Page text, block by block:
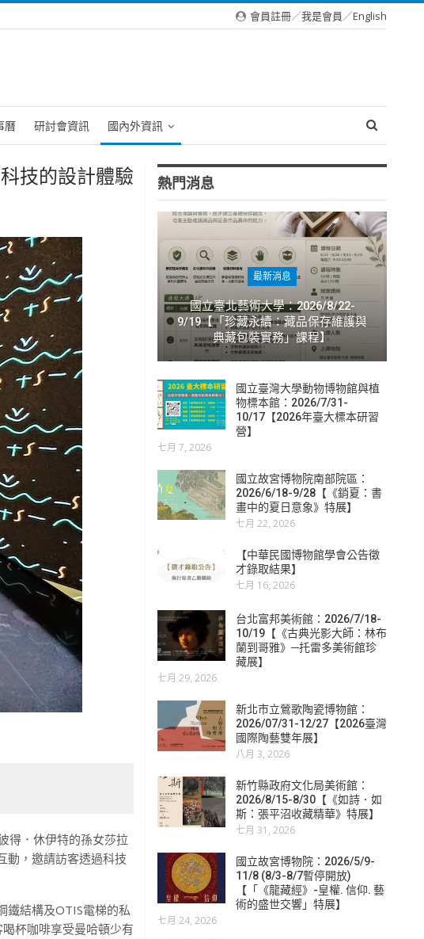
會員註冊／我是會員／English
曆 研討會資訊 國內外資訊
技的設計體驗
得．休伊特的孫女莎拉
動，邀請訪客透過科技
鐵結構及OTIS電梯的私
杯咖啡享受曼哈頓少有
熱門消息
最新消息
國立臺北藝術大學：2026/8/22-
9/19【「珍藏永續：藏品保存維護與
典藏包裝實務」課程】
國立臺灣大學動物博物館與植
物標本館：2026/7/31-
10/17【2026年臺大標本研習
營】
七月 7, 2026
國立故宮博物院南部院區：
2026/6/18-9/28【《銷夏：書
畫中的夏日意象》特展】
七月 22, 2026
【中華民國博物館學會公告徵
才錄取結果】
七月 16, 2026
台北富邦美術館：2026/7/18-
10/19【《古典光影大師：林布
蘭到哥雅》─托雷多美術館珍
藏展】
七月 29, 2026
新北市立鶯歌陶瓷博物館：
2026/07/31-12/27【2026臺灣
國際陶藝雙年展】
八月 3, 2026
新竹縣政府文化局美術館：
2026/8/15-8/30【《如詩．如
斯：張平沼收藏精華》特展】
七月 31, 2026
國立故宮博物院：2026/5/9-
11/8 (8/3-8/7暫停開放)
【「《龍藏經》-皇權. 信仰. 藝
術的盛世交響」特展】
七月 24, 2026